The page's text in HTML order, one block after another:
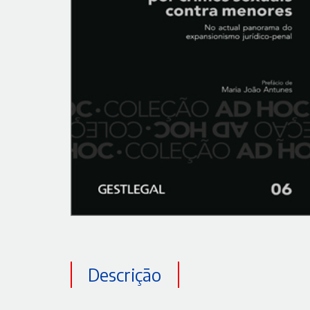
Descrição